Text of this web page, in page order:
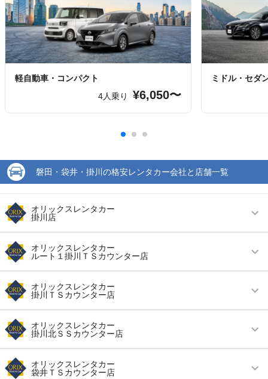
軽自動車・コンパクト
4人乗り
¥6,050〜
ミドル・セダ
磐田・袋井・掛川の格安レンタカー会社と店舗一覧
オリックスレンタカー
掛川店
営業時間 毎日 09:00 ～ 19:00
アクセス 掛川駅より徒歩で約5分（送迎なし）
住所 掛川市亀の甲１－１８－３
この店舗でレンタカーを探す
オリックスレンタカー
ルート１掛川ＴＳカウンター店
営業時間 毎日 09:00 ～ 19:00
アクセス 菊川駅より徒歩で約60分（送迎なし）
住所
掛川市八坂字頭地５０７－１ ＥＮＥＯＳガソリ
ンスタンド内
オリックスレンタカー
掛川ＴＳカウンター店
営業時間
(月〜金) 09:00 ～ 19:00 / (土・日・祝) 09:00 ～
18:00
アクセス 桜木駅より徒歩で約27分（送迎なし）
住所
掛川市領家１１２８－１ ＥＮＥＯＳガソリンス
オリックスレンタカー
掛川北ＳＳカウンター店
営業時間
(月〜金) 09:00 ～ 19:00 / (土) 09:00 ～ 19:00 /
(日・祝) 09:00 ～ 18:00
オリックスレンタカー
袋井ＴＳカウンター店